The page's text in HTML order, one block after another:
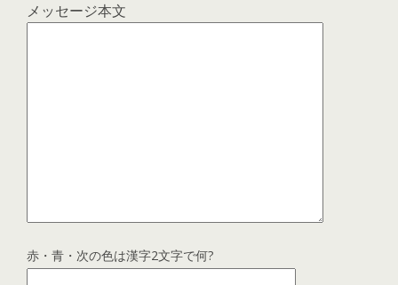
メッセージ本文
赤・青・次の色は漢字2文字で何?